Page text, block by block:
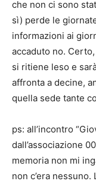
che non ci sono
sì) perde le
informazioni ai
accaduto no.
si ritiene leso e
affronta a decine,
quella sede tante
ps: all’incontro
dall’associazione
memoria non mi
non c’era